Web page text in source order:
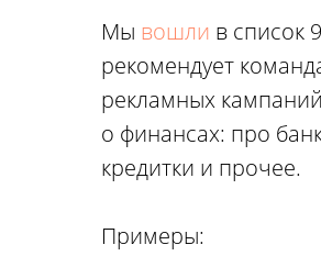
Мы вошли в список
рекомендует
рекламных
о финансах: про
кредитки и прочее.
Примеры: